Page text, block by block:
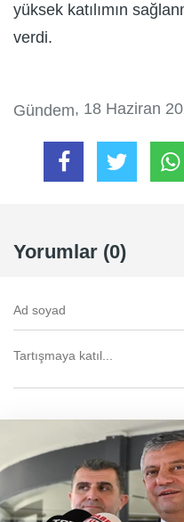
yüksek katılımın
verdi.
Gündem, 18 Haziran
Yorumlar (0)